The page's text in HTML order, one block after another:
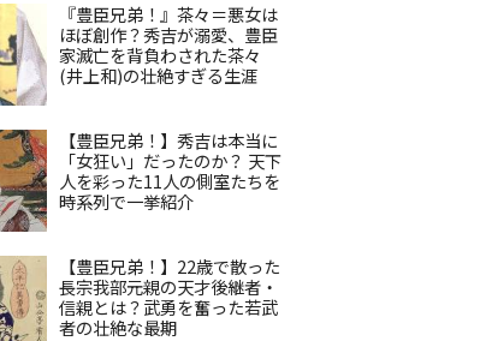
『豊臣兄弟！』茶々＝悪女は
ほぼ創作？秀吉が溺愛、豊臣
家滅亡を背負わされた茶々
(井上和)の壮絶すぎる生涯
【豊臣兄弟！】秀吉は本当に
「女狂い」だったのか？ 天下
人を彩った11人の側室たちを
時系列で一挙紹介
【豊臣兄弟！】22歳で散った
長宗我部元親の天才後継者・
信親とは？武勇を奮った若武
者の壮絶な最期